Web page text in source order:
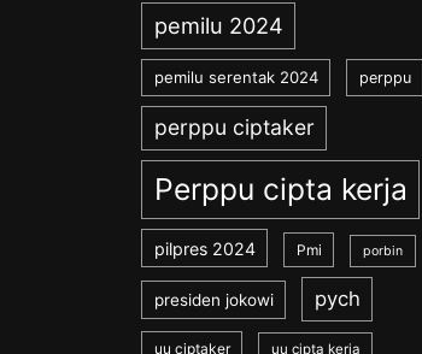
pemilu 2024
pemilu serentak 2024 perppu
perppu ciptaker
Perppu cipta kerja
pilpres 2024 Pmi porbin
presiden jokowi pych
uu ciptaker uu cipta kerja